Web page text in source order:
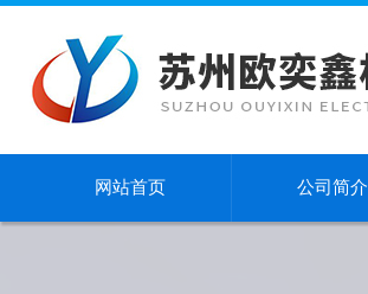
网站首页 公司简介